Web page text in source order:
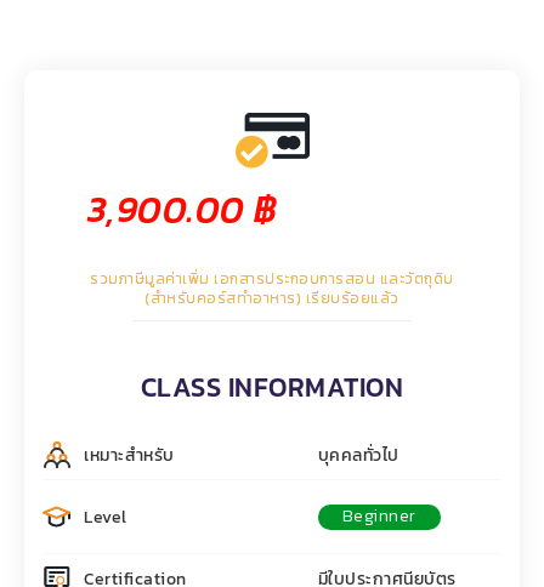
3,900.00฿
รวมภาษีมูลค่าเพิ่ม เอกสารประกอบการสอน และวัตถุดิบ
(สำหรับคอร์สทำอาหาร) เรียบร้อยแล้ว
CLASS INFORMATION
เหมาะสำหรับ บุคคลทั่วไป
Level Beginner
Certification มีใบประกาศนียบัตร